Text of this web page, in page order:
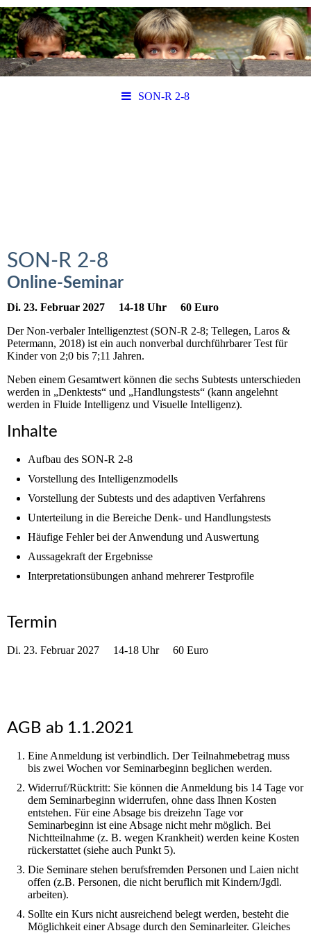
SON-R 2-8
SON-R 2-8
Online-Seminar
Di. 23. Februar 2027 14-18 Uhr 60 Euro
Der Non-verbaler Intelligenztest (SON-R 2-8; Tellegen, Laros &
Petermann, 2018) ist ein auch nonverbal durchführbarer Test für
Kinder von 2;0 bis 7;11 Jahren.
Neben einem Gesamtwert können die sechs Subtests unterschieden
werden in „Denktests“ und „Handlungstests“ (kann angelehnt
werden in Fluide Intelligenz und Visuelle Intelligenz).
Inhalte
Aufbau des SON-R 2-8
Vorstellung des Intelligenzmodells
Vorstellung der Subtests und des adaptiven Verfahrens
Unterteilung in die Bereiche Denk- und Handlungstests
Häufige Fehler bei der Anwendung und Auswertung
Aussagekraft der Ergebnisse
Interpretationsübungen anhand mehrerer Testprofile
Termin
Di. 23. Februar 2027 14-18 Uhr 60 Euro
AGB ab 1.1.2021
Eine Anmeldung ist verbindlich. Der Teilnahmebetrag muss
bis zwei Wochen vor Seminarbeginn beglichen werden.
Widerruf/Rücktritt: Sie können die Anmeldung bis 14 Tage vor
dem Seminarbeginn widerrufen, ohne dass Ihnen Kosten
entstehen. Für eine Absage bis dreizehn Tage vor
Seminarbeginn ist eine Absage nicht mehr möglich. Bei
Nichtteilnahme (z. B. wegen Krankheit) werden keine Kosten
rückerstattet (siehe auch Punkt 5).
Die Seminare stehen berufsfremden Personen und Laien nicht
offen (z.B. Personen, die nicht beruflich mit Kindern/Jgdl.
arbeiten).
Sollte ein Kurs nicht ausreichend belegt werden, besteht die
Möglichkeit einer Absage durch den Seminarleiter. Gleiches